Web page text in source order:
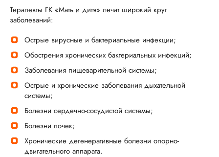
Терапевты ГК «Мать и дитя» лечат широкий круг
заболеваний:
Острые вирусные и бактериальные инфекции;
Обострения хронических бактериальных инфекций;
Заболевания пищеварительной системы;
Острые и хронические заболевания дыхательной
системы;
Болезни сердечно-сосудистой системы;
Болезни почек;
Хронические дегенеративные болезни опорно-
двигательного аппарата.